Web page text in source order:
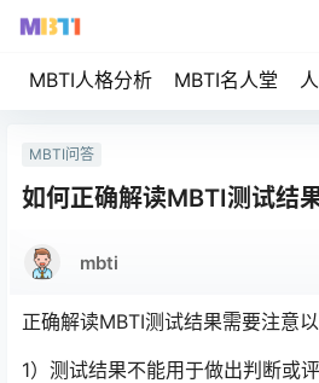
MBTI人格分析 MBTI名人堂
MBTI问答
如何正确解读MBTI测试结果
mbti
正确解读MBTI测试结果需要注意以
1）测试结果不能用于做出判断或评